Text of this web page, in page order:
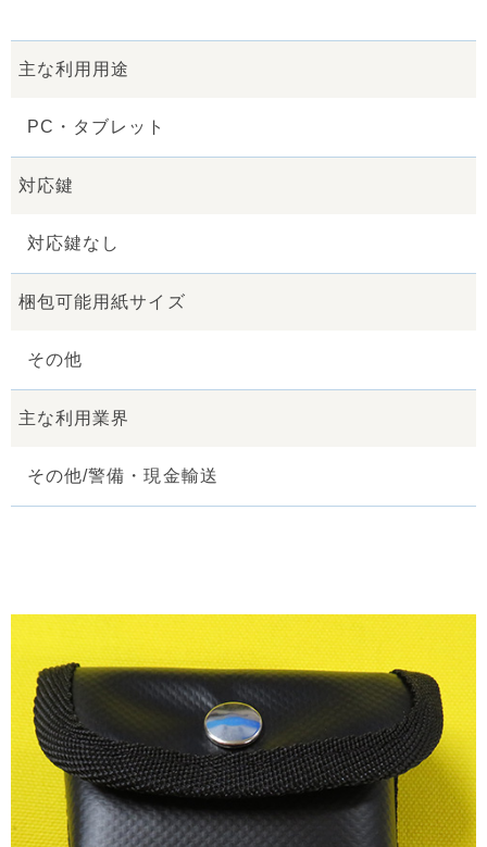
主な利用用途
PC・タブレット
対応鍵
対応鍵なし
梱包可能用紙サイズ
その他
主な利用業界
その他/警備・現金輸送